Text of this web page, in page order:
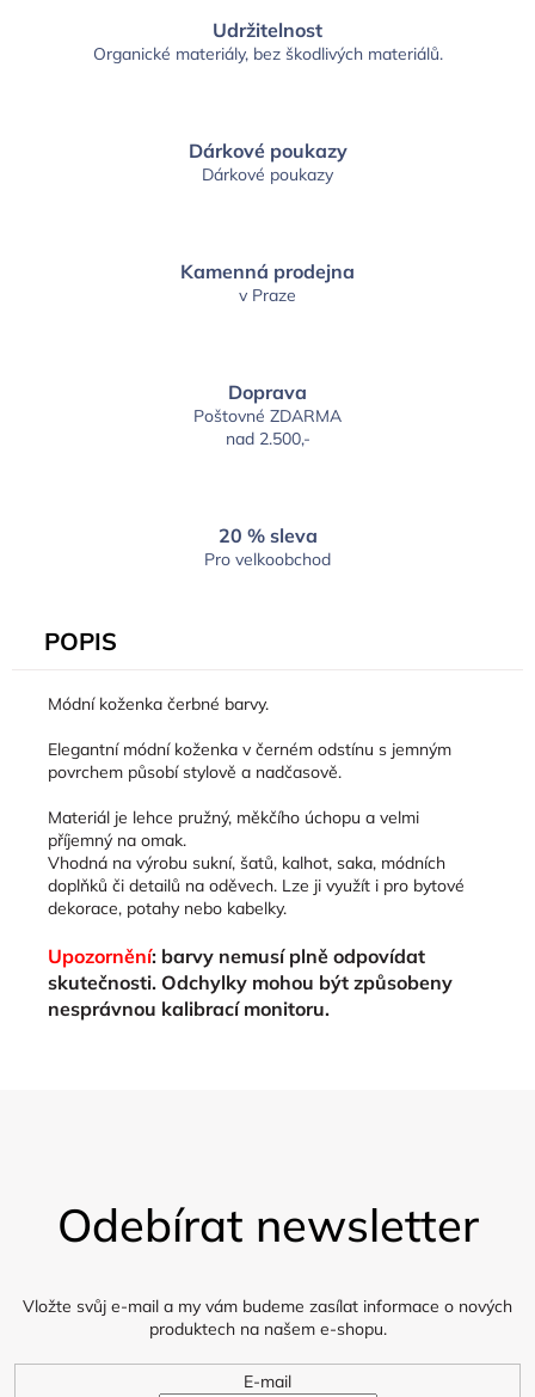
Udržitelnost
Organické materiály, bez škodlivých materiálů.
Dárkové poukazy
Dárkové poukazy
Kamenná prodejna
v Praze
Doprava
Poštovné ZDARMA
nad 2.500,-
20 % sleva
Pro velkoobchod
POPIS
Módní koženka čerbné barvy.
Elegantní módní koženka v černém odstínu s jemným
povrchem působí stylově a nadčasově.
Materiál je lehce pružný, měkčího úchopu a velmi
příjemný na omak.
Vhodná na výrobu sukní, šatů, kalhot, saka, módních
doplňků či detailů na oděvech. Lze ji využít i pro bytové
dekorace, potahy nebo kabelky.
Upozornění: barvy nemusí plně odpovídat
skutečnosti. Odchylky mohou být způsobeny
nesprávnou kalibrací monitoru.
Odebírat newsletter
Vložte svůj e-mail a my vám budeme zasílat informace o nových
produktech na našem e-shopu.
E-mail